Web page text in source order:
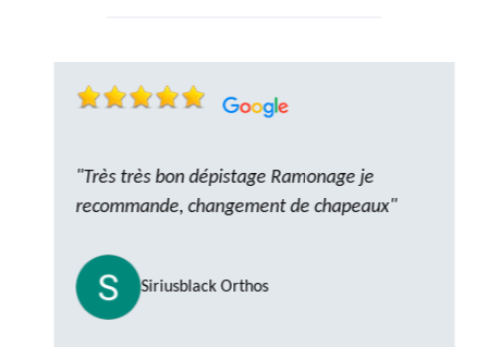
"Très très bon dépistage Ramonage je
recommande, changement de chapeaux"
Siriusblack Orthos